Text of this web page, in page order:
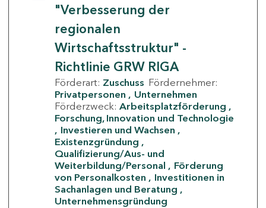
"Verbesserung der
regionalen
Wirtschaftsstruktur" -
Richtlinie GRW RIGA
Förderart: Zuschuss Fördernehmer:
Privatpersonen
Unternehmen
Förderzweck: Arbeitsplatzförderung
Forschung, Innovation und Technologie
Investieren und Wachsen
Existenzgründung
Qualifizierung/Aus- und
Weiterbildung/Personal
Förderung
von Personalkosten
Investitionen in
Sachanlagen und Beratung
Unternehmensgründung